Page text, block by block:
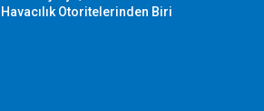
Havacılık Otoritelerinden Biri